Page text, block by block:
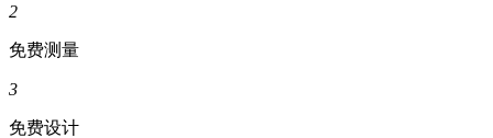
2
免费测量
3
免费设计